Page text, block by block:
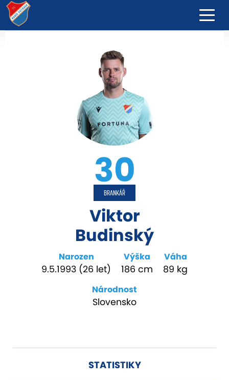
30
BRANKÁŘ
Viktor
Budinský
Narozen
9.5.1993 (26 let)
Výška
186 cm
Váha
89 kg
Národnost
Slovensko
STATISTIKY